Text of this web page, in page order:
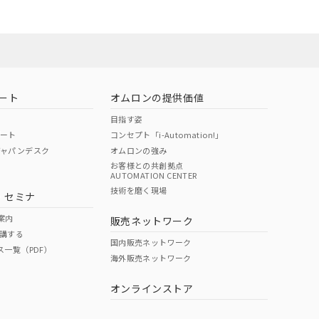
O O
ページへ
ください
ト
ト
パンデスク
セミナ
内
する
覧（PDF）
オムロンの提供価値
目指す姿
コンセプト「i-Automation!」
オムロンの強み
お客様との共創拠点
AUTOMATION CENTER
技術を磨く現場
販売ネットワーク
国内販売ネットワーク
海外販売ネットワーク
オンラインストア